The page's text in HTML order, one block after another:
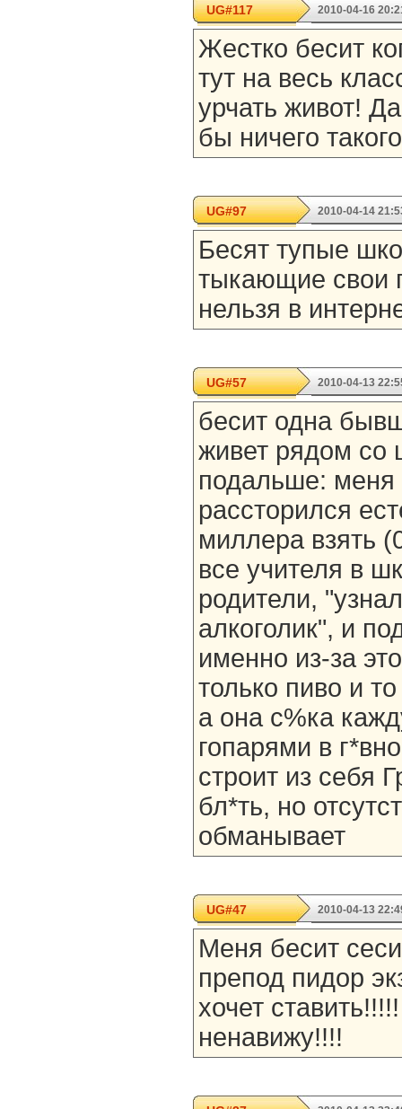
UG#117 2010-04-16
Жестко бесит
тут на весь
урчать живот!
бы ничего
UG#97 2010-04-14
Бесят тупые
тыкающие свои
нельзя в
UG#57 2010-04-13
бесит одна
живет рядом со
подальше: меня
рассторился
миллера взять
все учителя в
родители,
алкоголик", и
именно из-за
только пиво и
а она с%ка
гопарями в
строит из себя
бл*ть, но
обманывает
UG#47 2010-04-13
Меня бесит
препод пидор
хочет
ненавижу!!!!